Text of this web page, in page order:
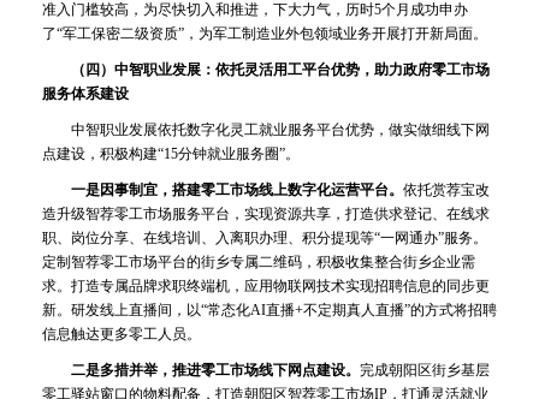
准入门槛较高，为尽快切入和推进，下大力气，历时5个月成功申办
了“军工保密二级资质”，为军工制造业外包领域业务开展打开新局面。
（四）中智职业发展：依托灵活用工平台优势，助力政府零工市场
服务体系建设
中智职业发展依托数字化灵工就业服务平台优势，做实做细线下网
点建设，积极构建“15分钟就业服务圈”。
一是因事制宜，搭建零工市场线上数字化运营平台。 依托赏荐宝改
造升级智荐零工市场服务平台，实现资源共享，打造供求登记、在线求
职、岗位分享、在线培训、入离职办理、积分提现等“一网通办”服务。
定制智荐零工市场平台的街乡专属二维码，积极收集整合街乡企业需
求。打造专属品牌求职终端机，应用物联网技术实现招聘信息的同步更
新。研发线上直播间，以“常态化AI直播+不定期真人直播”的方式将招聘
信息触达更多零工人员。
二是多措并举，推进零工市场线下网点建设。 完成朝阳区街乡基层
零工驿站窗口的物料配备，打造朝阳区智荐零工市场IP，打通灵活就业